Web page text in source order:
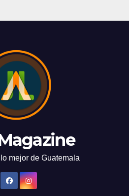
mejor de Guatemala